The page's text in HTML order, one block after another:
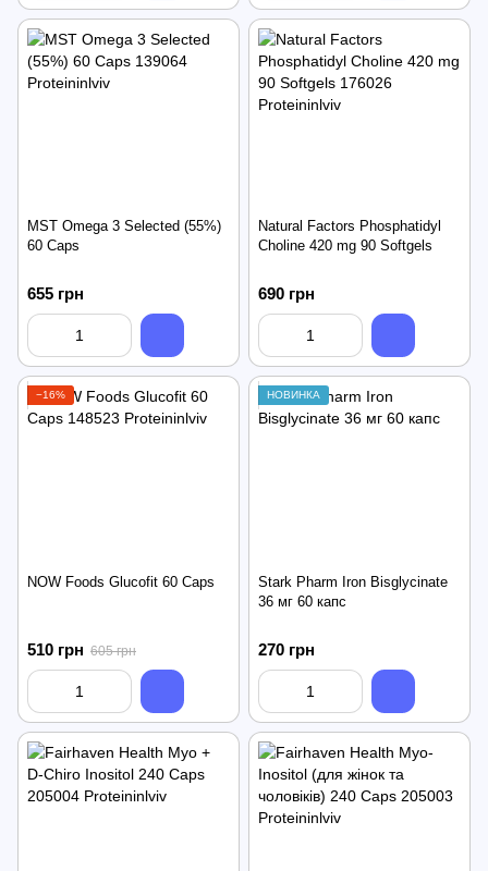
MST Omega 3 Selected (55%)
60 Caps
655 грн
Natural Factors Phosphatidyl
Choline 420 mg 90 Softgels
690 грн
−16%
NOW Foods Glucofit 60 Caps
510 грн 605 грн
НОВИНКА
Stark Pharm Iron Bisglycinate
36 мг 60 капс
270 грн